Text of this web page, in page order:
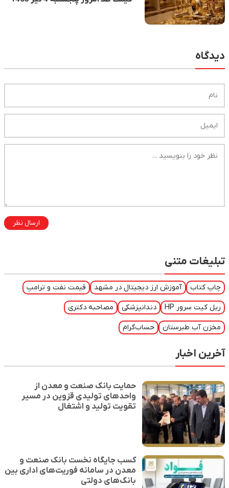
دیدگاه
ارسال نظر
تبلیغات متنی
چاپ کتاب آموزش ارز دیجیتال در مشهد قیمت نفت و ترامپ
ریل کیت سرور HP دندانپزشکی مصاحبه دکتری
مخزن آب طبرستان حساب‌گرام
آخرین اخبار
حمایت بانک صنعت و معدن از
واحدهای تولیدی قزوین در مسیر
تقویت تولید و اشتغال
کسب جایگاه نخست بانک صنعت و
معدن در سامانه فوریت‌های اداری بین
بانک‌های دولتی